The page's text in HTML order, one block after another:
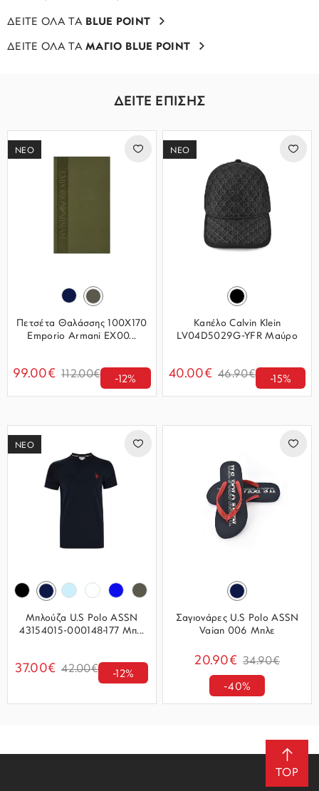
ΔΕΙΤΕ ΟΛΑ ΤΑ BLUE POINT
ΔΕΙΤΕ ΟΛΑ ΤΑΜΑΓΙΟ BLUE POINT
ΔΕΙΤΕ ΕΠΙΣΗΣ
ΝΕΟ
Πετσέτα Θαλάσσης 100Χ170
Emporio Armani EX00...
99.00€ 112.00€ -12%
ΝΕΟ
Καπέλο Calvin Klein
LV04D5029G-YFR Μαύρο
40.00€ 46.90€ -15%
ΝΕΟ
Μπλούζα U.S Polo ASSN
43154015-000148-177 Μπ...
37.00€ 42.00€ -12%
Σαγιονάρες U.S Polo ASSN
Vaian 006 Μπλε
20.90€ 34.90€
-40%
TOP